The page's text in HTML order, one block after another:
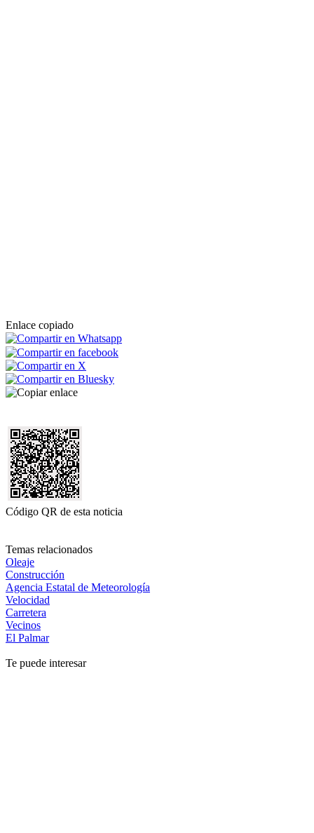
Enlace copiado
Código QR de esta noticia
Temas relacionados
Oleaje
Construcción
Agencia Estatal de Meteorología
Velocidad
Carretera
Vecinos
El Palmar
Te puede interesar